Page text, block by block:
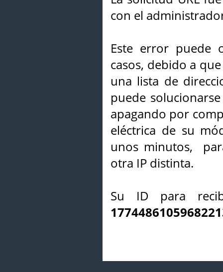
con el
Este error puede
casos, debido a
una lista de
puede
apagando por
eléctrica de su
unos minutos,
otra IP distinta.
Su ID para